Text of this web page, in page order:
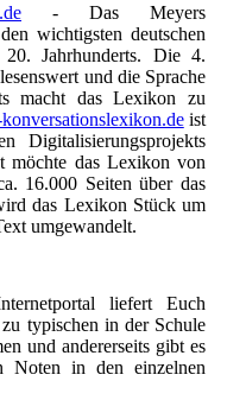
- Das Meyers
wichtigsten deutschen
Jahrhunderts. Die 4.
und die Sprache
macht das Lexikon zu
ist
Digitalisierungsprojekts
möchte das Lexikon von
16.000 Seiten über das
das Lexikon Stück um
umgewandelt.
liefert Euch
typischen in der Schule
und andererseits gibt es
Noten in den einzelnen